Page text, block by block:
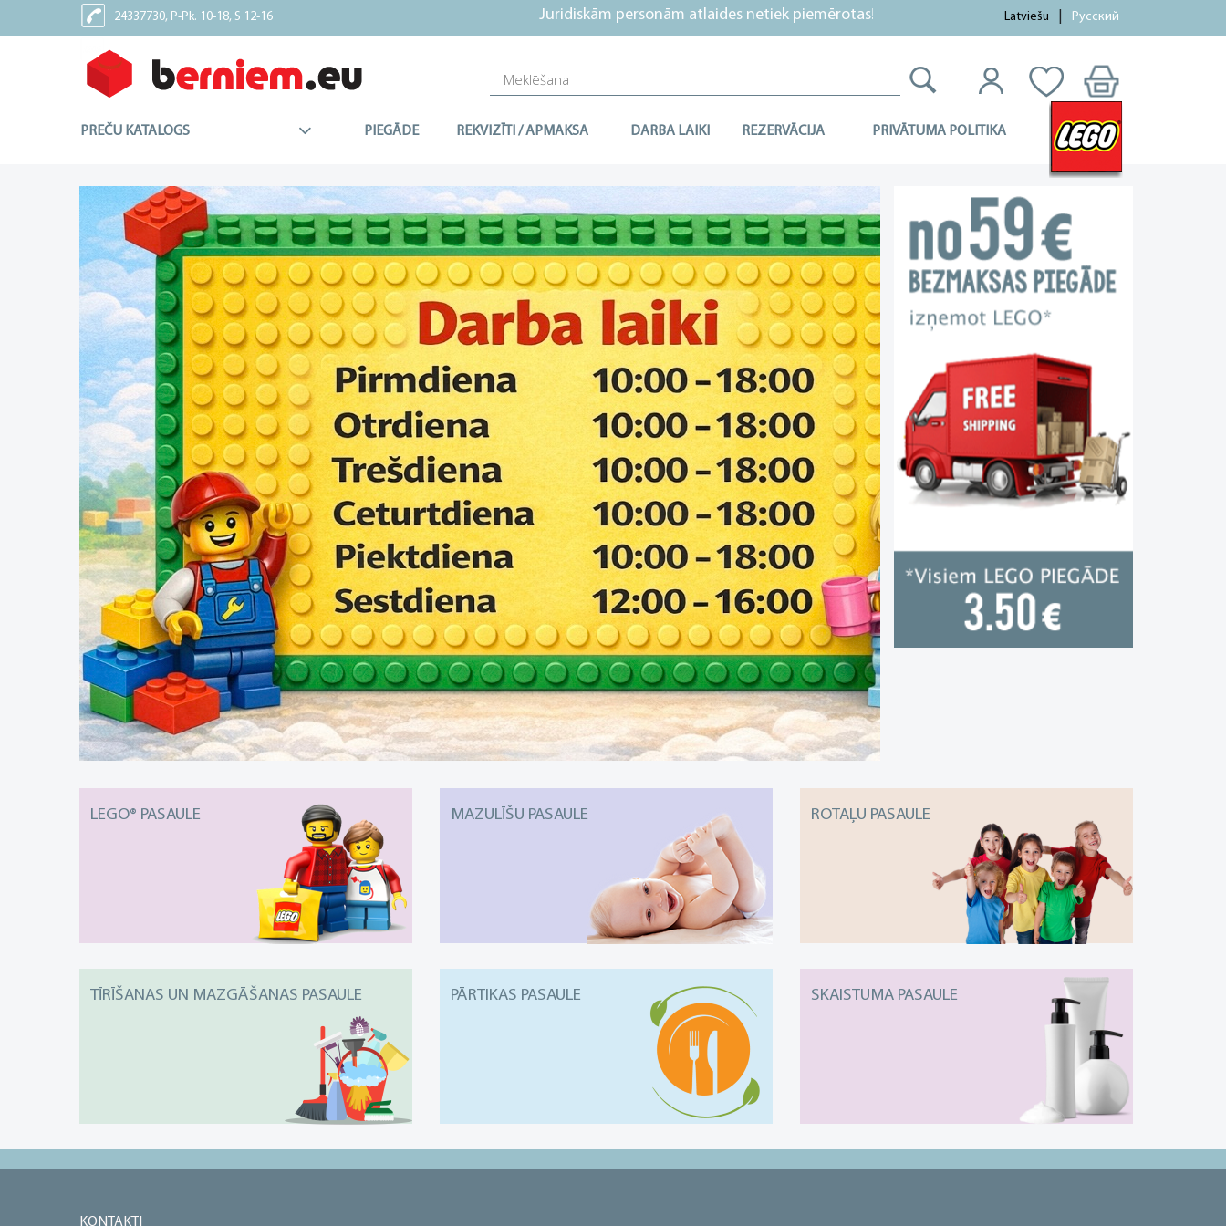
24337730, P-Pk. 10-18, S 12-16
24337227, Sv - Brīvdiena
Juridiskām personām atlaides netiek piemērotas! Latviešu Русский
PREČU KATALOGS PIEGĀDE REKVIZĪTI / APMAKSA DARBA LAIKI REZERVĀCIJA PRIVĀTUMA POLITIKA
LEGO® PASAULE MAZULĪŠU PASAULE ROTAĻU PASAULE
TĪRĪŠANAS UN MAZGĀŠANAS PASAULE PĀRTIKAS PASAULE SKAISTUMA PASAULE
KONTAKTI